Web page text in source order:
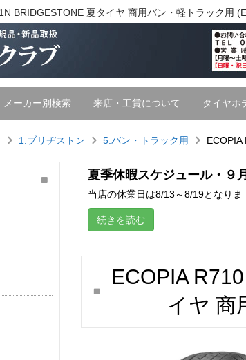
BRIDGESTONE 夏タイヤ 商用バン・軽トラック用
メーカー別検索 来店・工賃について タイヤホ
1.ブリヂストン 5.バン・トラック用
夏季休暇スケジュール・９
当店の休業日は8/13～8/19となりま
続きを読む
ECOPIA
イヤ 商